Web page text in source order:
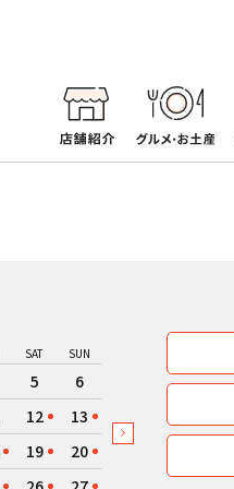
SAT SUN
5
6
12
13
19
20